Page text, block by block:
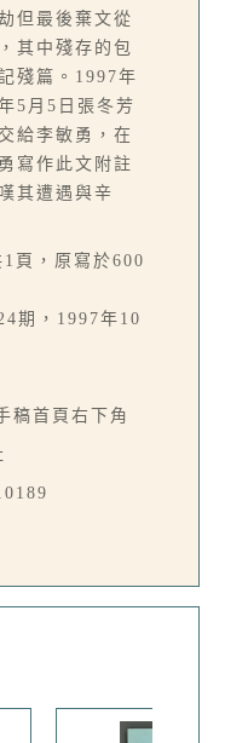
但最後棄文從
其中殘存的包
殘篇。1997年
5月5日張冬芳
給李敏勇，在
寫作此文附註
其遭遇與辛
頁，原寫於600
期，1997年10
稿首頁右下角